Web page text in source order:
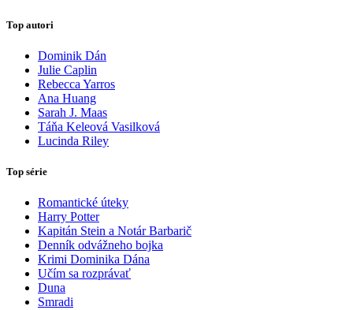
Top autori
Dominik Dán
Julie Caplin
Rebecca Yarros
Ana Huang
Sarah J. Maas
Táňa Keleová Vasilková
Lucinda Riley
Top série
Romantické úteky
Harry Potter
Kapitán Stein a Notár Barbarič
Denník odvážneho bojka
Krimi Dominika Dána
Učím sa rozprávať
Duna
Smradi